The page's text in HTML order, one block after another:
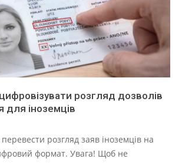
цифровізувати розгляд дозволів
для іноземців
розгляд заяв іноземців на
формат. Увага! Щоб не